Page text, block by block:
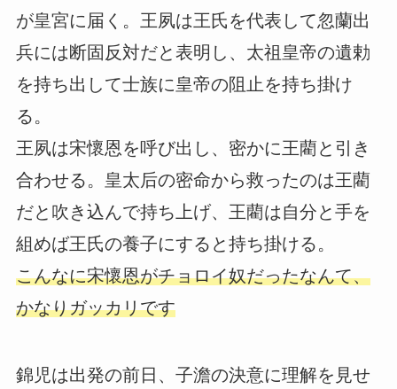
が皇宮に届く。王夙は王氏を代表して忽蘭出
兵には断固反対だと表明し、太祖皇帝の遺勅
を持ち出して士族に皇帝の阻止を持ち掛け
る。
王夙は宋懷恩を呼び出し、密かに王藺と引き
合わせる。皇太后の密命から救ったのは王藺
だと吹き込んで持ち上げ、王藺は自分と手を
組めば王氏の養子にすると持ち掛ける。
こんなに宋懷恩がチョロイ奴だったなんて、
かなりガッカリです
錦児は出発の前日、子澹の決意に理解を見せ